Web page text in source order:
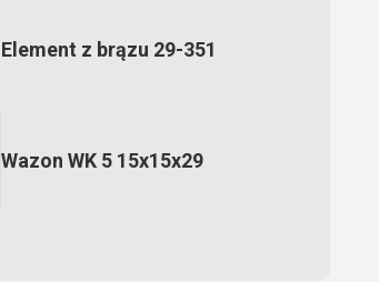
Element z brązu 29-351
Wazon WK 5 15x15x29